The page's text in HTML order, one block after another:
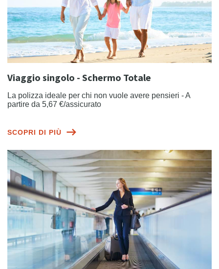
Viaggio singolo - Schermo Totale
La polizza ideale per chi non vuole avere pensieri - A
partire da 5,67 €/assicurato
SCOPRI DI PIÙ